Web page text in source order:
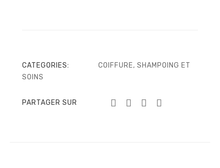
CATEGORIES: COIFFURE, SHAMPOING ET
SOINS
PARTAGER SUR